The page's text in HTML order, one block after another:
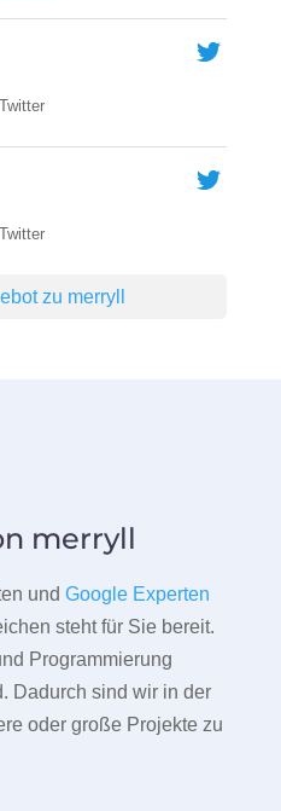
Twitter
Twitter
zu merryll
merryll
und Google Experten
steht für Sie bereit.
Programmierung
Dadurch sind wir in der
oder große Projekte zu